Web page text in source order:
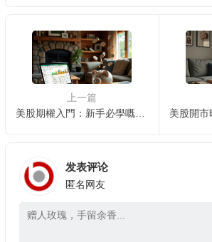
上一篇
美股期權入門：新手必學嘅基本概念
发表评论
匿名网友